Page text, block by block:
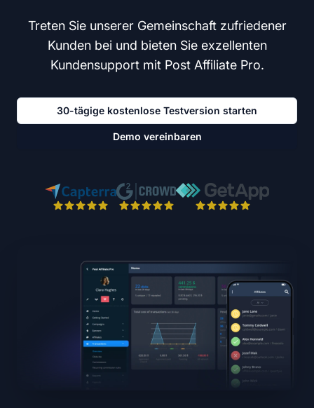
Treten Sie unserer Gemeinschaft zufriedener
Kunden bei und bieten Sie exzellenten
Kundensupport mit Post Affiliate Pro.
30-tägige kostenlose Testversion starten
Demo vereinbaren